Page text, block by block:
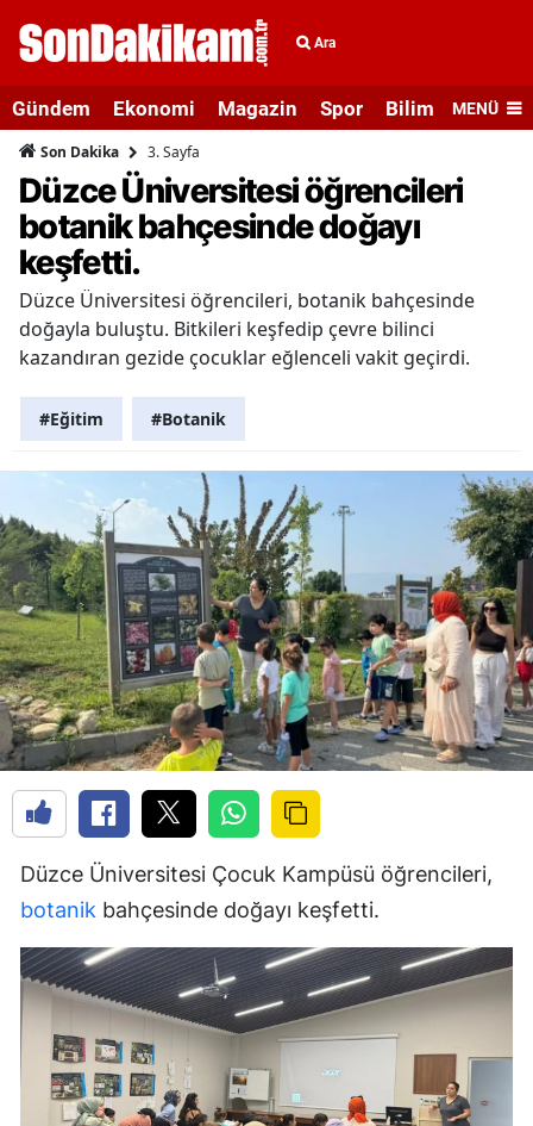
Ara
Gündem Ekonomi Magazin Spor Bilim veMENÜ
Son Dakika 3. Sayfa
Düzce Üniversitesi öğrencileri
botanik bahçesinde doğayı
keşfetti.
Düzce Üniversitesi öğrencileri, botanik bahçesinde
doğayla buluştu. Bitkileri keşfedip çevre bilinci
kazandıran gezide çocuklar eğlenceli vakit geçirdi.
#Eğitim #Botanik
Düzce Üniversitesi Çocuk Kampüsü öğrencileri,
botanik bahçesinde doğayı keşfetti.